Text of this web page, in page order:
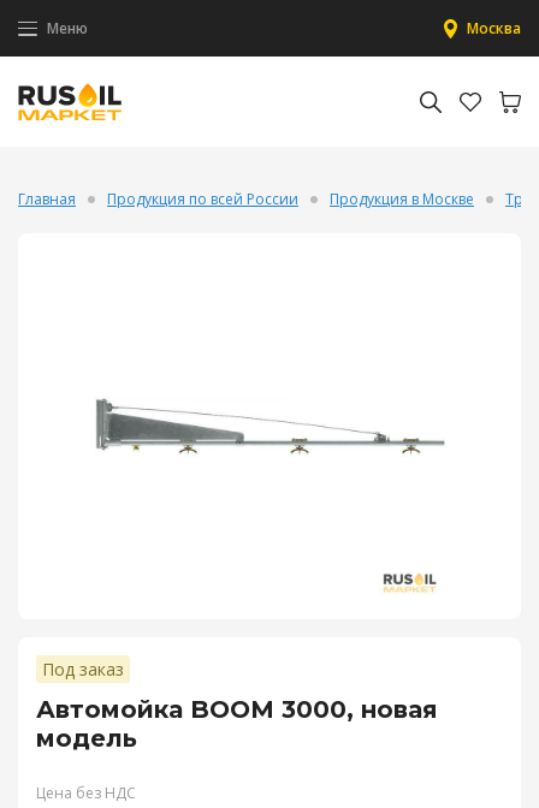
Меню Москва
Главная Продукция по всей России Продукция в Москве
Под заказ
Автомойка BOOM 3000, новая
модель
Цена без НДС